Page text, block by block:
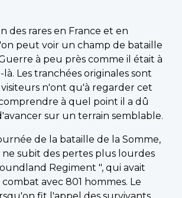
des rares en France et en
peut voir un champ de bataille
à peu près comme il était à
Les tranchées originales sont
visiteurs n'ont qu'à regarder cet
à quel point il a dû
sur un terrain semblable.
de la bataille de la Somme,
subit des pertes plus lourdes
Regiment ", qui avait
avec 801 hommes. Le